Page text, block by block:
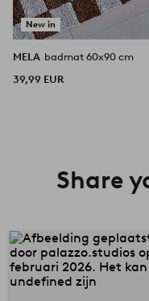
New in
MELA badmat 60x90 cm
39,99 EUR
Share